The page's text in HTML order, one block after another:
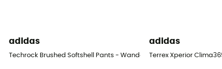
adidas
Techrock Brushed Softshell Pants - Wanderhose - Herren
adidas
Terrex Xperior